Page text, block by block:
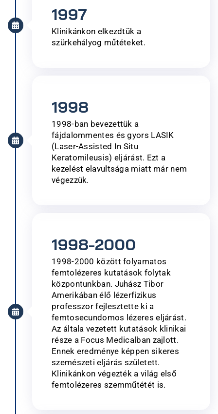
1997
Klinikánkon elkezdtük a
szürkehályog műtéteket.​
1998
1998-ban bevezettük a
fájdalommentes és gyors LASIK
(Laser-Assisted In Situ
Keratomileusis) eljárást. Ezt a
kezelést elavultsága miatt már nem
végezzük.
1998-2000
1998-2000 között folyamatos
femtolézeres kutatások folytak
központunkban. Juhász Tibor
Amerikában élő lézerfizikus
professzor fejlesztette ki a
femtosecundomos lézeres eljárást.
Az általa vezetett kutatások klinikai
része a Focus Medicalban zajlott.
Ennek eredménye képpen sikeres
szemészeti eljárás született.
Klinikánkon végezték a világ első
femtolézeres szemműtétét is.